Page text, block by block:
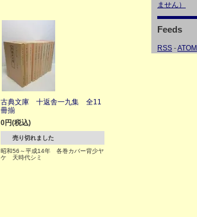
古典文庫 十返舎一九集 全11
冊揃
0円(税込)
売り切れました
昭和56～平成14年 各巻カバー背少ヤ
ケ 天時代シミ
ません）
Feeds
RSS -ATOM